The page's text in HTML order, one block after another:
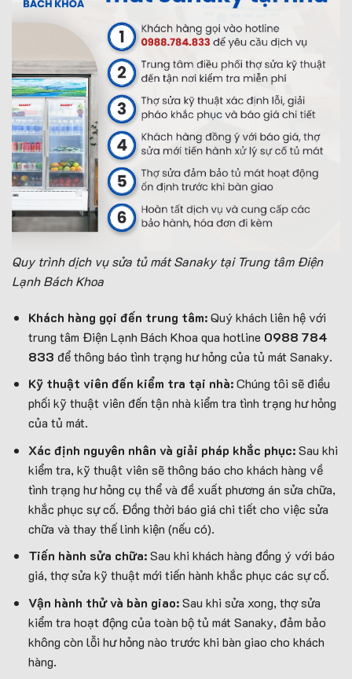
Quy trình dịch vụ sửa tủ mát Sanaky tại Trung tâm Điện
Lạnh Bách Khoa
Khách hàng gọi đến trung tâm:Quý khách liên hệ với
trung tâm Điện Lạnh Bách Khoa qua hotline 0988 784
833 để thông báo tình trạng hư hỏng của tủ mát Sanaky.
Kỹ thuật viên đến kiểm tra tại nhà:Chúng tôi sẽ điều
phối kỹ thuật viên đến tận nhà kiểm tra tình trạng hư hỏng
của tủ mát.
Xác định nguyên nhân và giải pháp khắc phục:Sau khi
kiểm tra, kỹ thuật viên sẽ thông báo cho khách hàng về
tình trạng hư hỏng cụ thể và đề xuất phương án sửa chữa,
khắc phục sự cố. Đồng thời báo giá chi tiết cho việc sửa
chữa và thay thế linh kiện (nếu có).
Tiến hành sửa chữa:Sau khi khách hàng đồng ý với báo
giá, thợ sửa kỹ thuật mới tiến hành khắc phục các sự cố.
Vận hành thử và bàn giao:Sau khi sửa xong, thợ sửa
kiểm tra hoạt động của toàn bộ tủ mát Sanaky, đảm bảo
không còn lỗi hư hỏng nào trước khi bàn giao cho khách
hàng.